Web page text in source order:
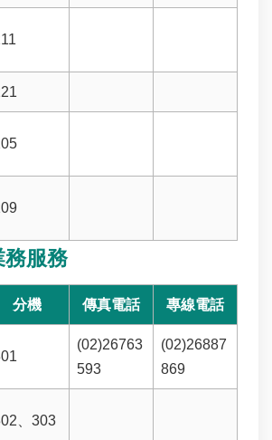
務服務
分機 傳真電話 專線電話
(02)26763
593
(02)26887
869
、303